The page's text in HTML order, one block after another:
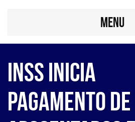
MENU
INSS inicia
pagamento de